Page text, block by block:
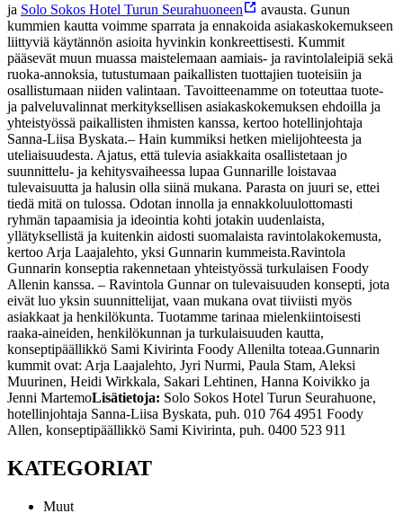
ja Solo Sokos Hotel Turun Seurahuoneen
avausta. Gunun
kummien kautta voimme sparrata ja ennakoida asiakaskokemukseen
liittyviä käytännön asioita hyvinkin konkreettisesti. Kummit
pääsevät muun muassa maistelemaan aamiais- ja ravintolaleipiä sekä
ruoka-annoksia, tutustumaan paikallisten tuottajien tuoteisiin ja
osallistumaan niiden valintaan. Tavoitteenamme on toteuttaa tuote-
ja palveluvalinnat merkityksellisen asiakaskokemuksen ehdoilla ja
yhteistyössä paikallisten ihmisten kanssa, kertoo hotellinjohtaja
Sanna-Liisa Byskata.– Hain kummiksi hetken mielijohteesta ja
uteliaisuudesta. Ajatus, että tulevia asiakkaita osallistetaan jo
suunnittelu- ja kehitysvaiheessa lupaa Gunnarille loistavaa
tulevaisuutta ja halusin olla siinä mukana. Parasta on juuri se, ettei
tiedä mitä on tulossa. Odotan innolla ja ennakkoluulottomasti
ryhmän tapaamisia ja ideointia kohti jotakin uudenlaista,
yllätyksellistä ja kuitenkin aidosti suomalaista ravintolakokemusta,
kertoo Arja Laajalehto, yksi Gunnarin kummeista.Ravintola
Gunnarin konseptia rakennetaan yhteistyössä turkulaisen Foody
Allenin kanssa. – Ravintola Gunnar on tulevaisuuden konsepti, jota
eivät luo yksin suunnittelijat, vaan mukana ovat tiiviisti myös
asiakkaat ja henkilökunta. Tuotamme tarinaa mielenkiintoisesti
raaka-aineiden, henkilökunnan ja turkulaisuuden kautta,
konseptipäällikkö Sami Kivirinta Foody Allenilta toteaa.Gunnarin
kummit ovat: Arja Laajalehto, Jyri Nurmi, Paula Stam, Aleksi
Muurinen, Heidi Wirkkala, Sakari Lehtinen, Hanna Koivikko ja
Jenni MartemoLisätietoja: Solo Sokos Hotel Turun Seurahuone,
hotellinjohtaja Sanna-Liisa Byskata, puh. 010 764 4951 Foody
Allen, konseptipäällikkö Sami Kivirinta, puh. 0400 523 911
KATEGORIAT
Muut